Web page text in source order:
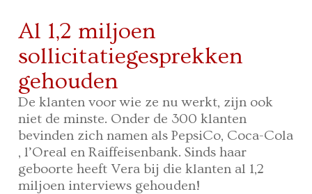
Al 1,2 miljoen
sollicitatiegesprekken
gehouden
De klanten voor wie ze nu werkt, zijn ook
niet de minste. Onder de 300 klanten
bevinden zich namen als PepsiCo, Coca-Cola
, l’Oreal en Raiffeisenbank. Sinds haar
geboorte heeft Vera bij die klanten al 1,2
miljoen interviews gehouden!